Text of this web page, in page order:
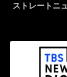
ストレートニ